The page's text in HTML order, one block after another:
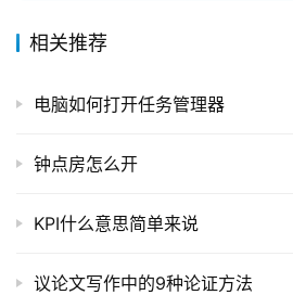
快
分
相关推荐
电脑如何打开任务管理器
钟点房怎么开
KPI什么意思简单来说
议论文写作中的9种论证方法